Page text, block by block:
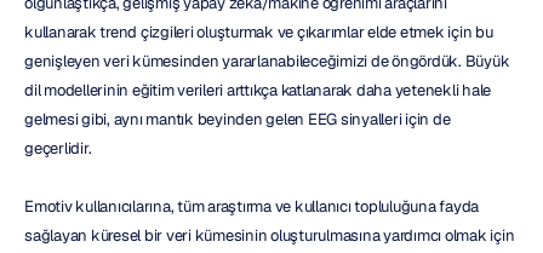
kullanarak trend çizgileri oluşturmak ve çıkarımlar elde etmek için bu
genişleyen veri kümesinden yararlanabileceğimizi de öngördük. Büyük
dil modellerinin eğitim verileri arttıkça katlanarak daha yetenekli hale
gelmesi gibi, aynı mantık beyinden gelen EEG sinyalleri için de
geçerlidir.
Emotiv kullanıcılarına, tüm araştırma ve kullanıcı topluluğuna fayda
sağlayan küresel bir veri kümesinin oluşturulmasına yardımcı olmak için